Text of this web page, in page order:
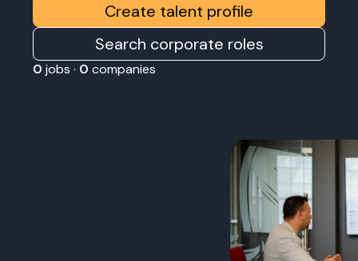
Create talent profile
Search corporate roles
0 jobs · 0 companies